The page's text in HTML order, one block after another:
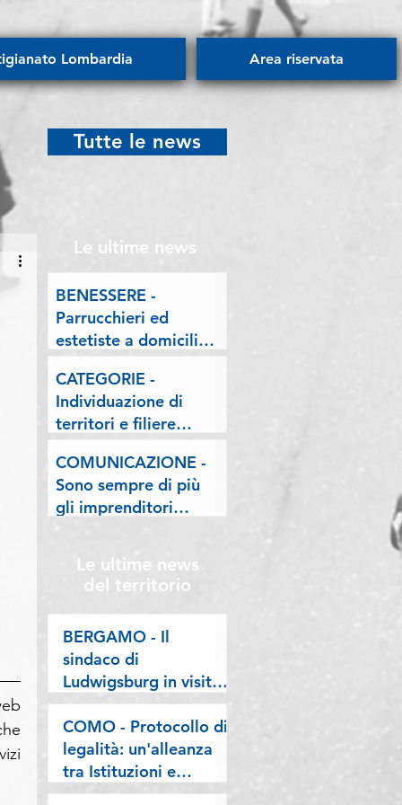
Lombardia Area riservata
Tutte le news
Le ultime news
BENESSERE -
Parrucchieri ed
estetiste a domicilio.
Esposto delle
Associazioni artigiane
lombarde: "Le regole
valgano per tutti"
CATEGORIE -
Individuazione di
territori e filiere
pilota nell'ambito del
"Programma V.E.R.A.
– Ecodesign etico e
valorizzazione delle
COMUNICAZIONE -
Sono sempre di più
gli imprenditori
Lombardia, la nostra
riflessione sulla
stampa
Le ultime news
del territorio
BERGAMO - Il
sindaco di
Ludwigsburg in visita
a Confartigianato
Bergamo: si rafforza
una collaborazione
lunga oltre vent’anni
COMO - Protocollo di
legalità: un'alleanza
tra Istituzioni e
imprese per difendere